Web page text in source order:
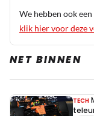
We hebben ook
klik hier voor deze
NET BINNEN
TECH